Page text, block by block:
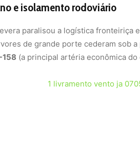
e isolamento rodoviário
paralisou a logística fronteiriça
de grande porte cederam sob
158 (a principal artéria econômica do